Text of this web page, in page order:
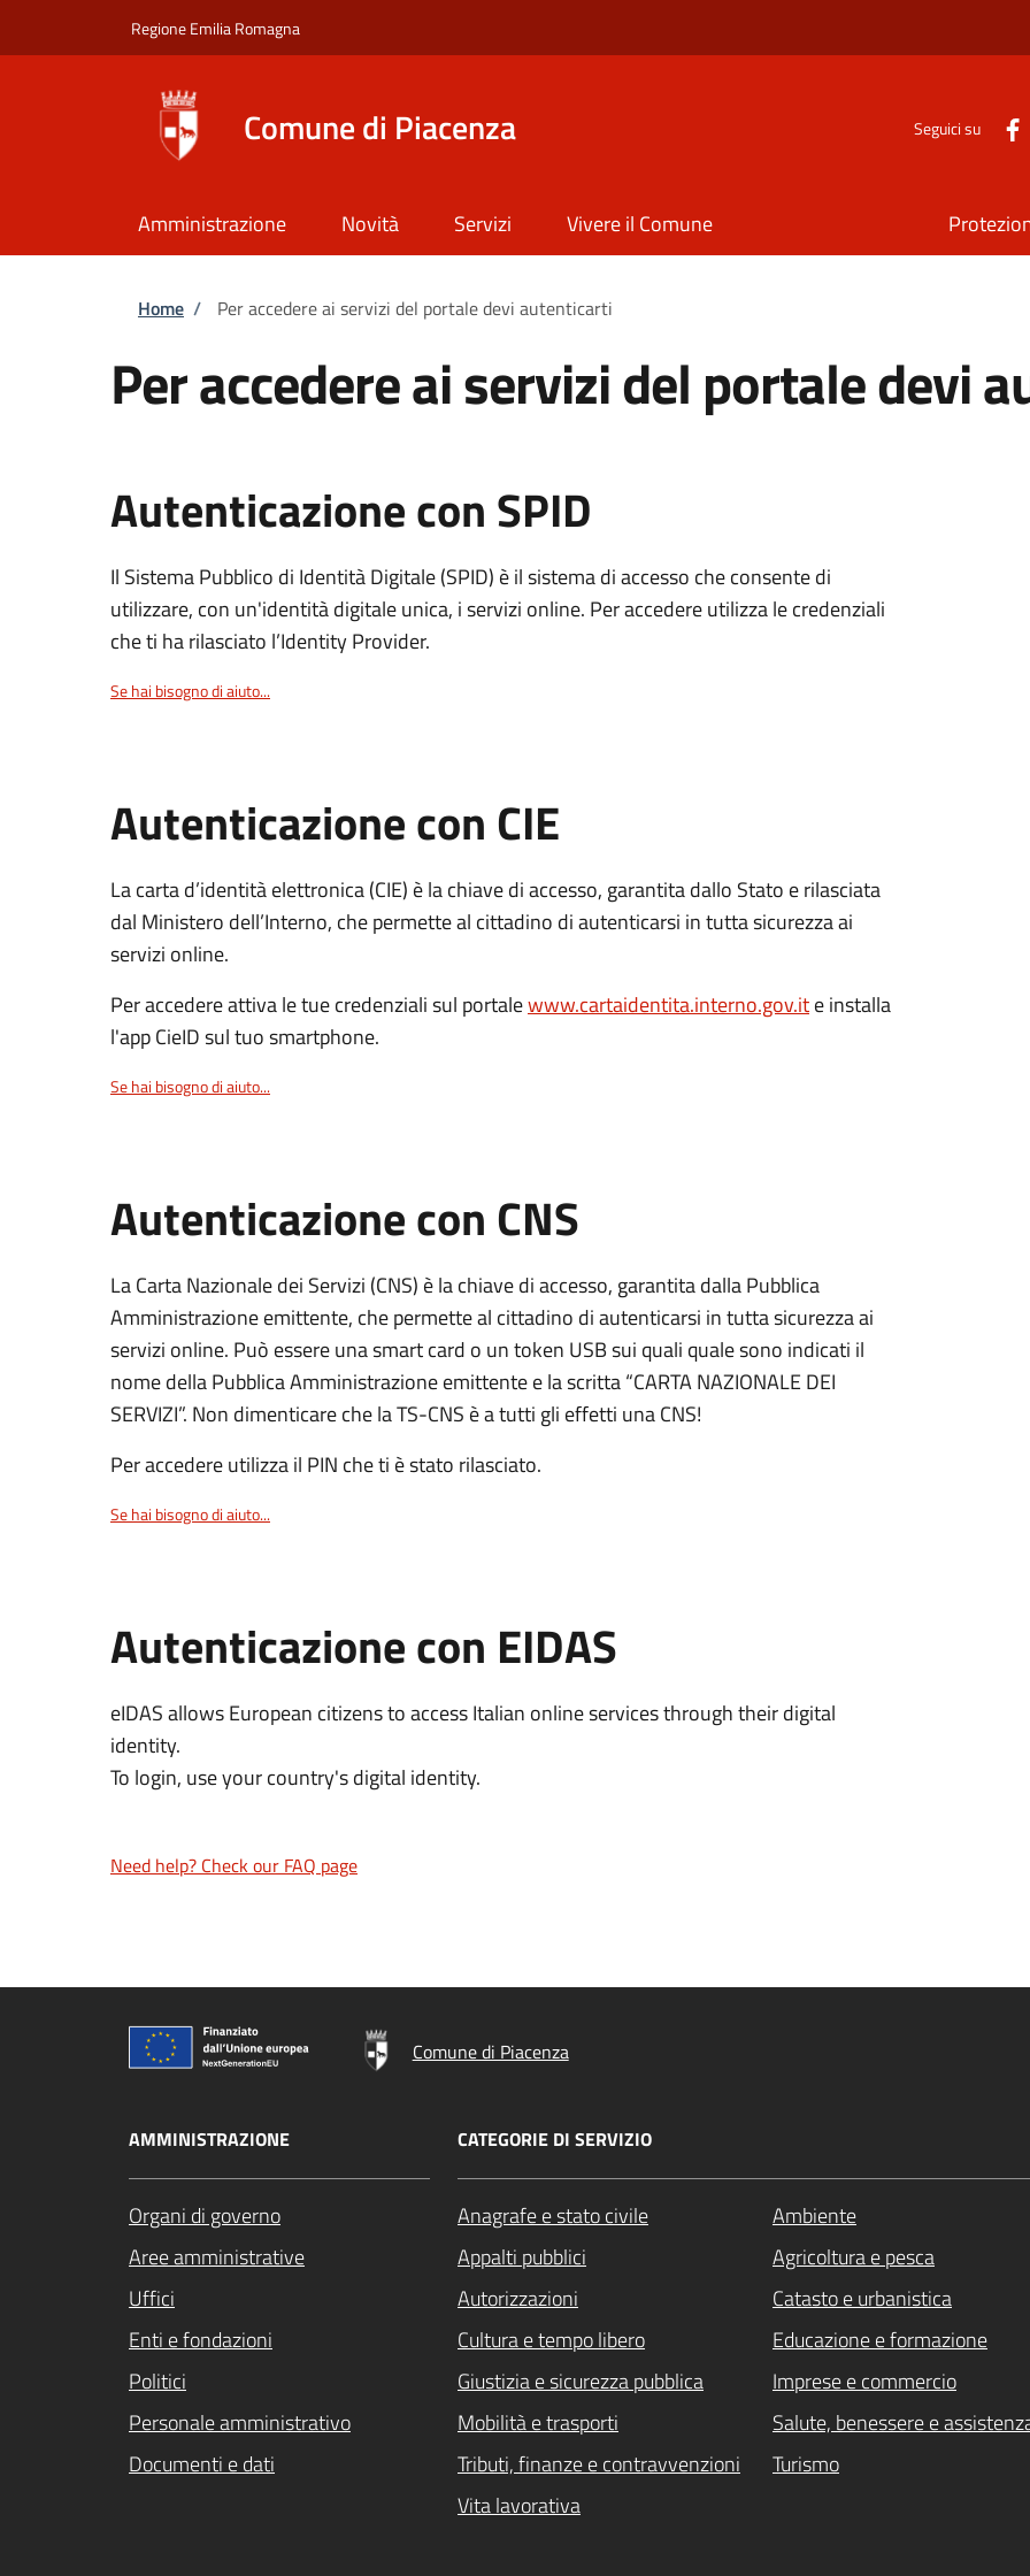
Regione Emilia Romagna
Comune di Piacenza Seguici su
Amministrazione Novità Servizi Vivere il Comune
Briciole di pane
Home / Per accedere ai servizi del portale devi autenticarti
Per accedere ai servizi del portale devi
Autenticazione con SPID
Il Sistema Pubblico di Identità Digitale (SPID) è il sistema di accesso che consente di
utilizzare, con un'identità digitale unica, i servizi online. Per accedere utilizza le credenziali
che ti ha rilasciato l’Identity Provider.
Se hai bisogno di aiuto...
Autenticazione con CIE
La carta d’identità elettronica (CIE) è la chiave di accesso, garantita dallo Stato e rilasciata
dal Ministero dell’Interno, che permette al cittadino di autenticarsi in tutta sicurezza ai
servizi online.
Per accedere attiva le tue credenziali sul portalewww.cartaidentita.interno.gov.ite installa
l'app CieID sul tuo smartphone.
Se hai bisogno di aiuto...
Autenticazione con CNS
La Carta Nazionale dei Servizi (CNS) è la chiave di accesso, garantita dalla Pubblica
Amministrazione emittente, che permette al cittadino di autenticarsi in tutta sicurezza ai
servizi online. Può essere una smart card o un token USB sui quali quale sono indicati il
nome della Pubblica Amministrazione emittente e la scritta “CARTA NAZIONALE DEI
SERVIZI”. Non dimenticare che la TS-CNS è a tutti gli effetti una CNS!
Per accedere utilizza il PIN che ti è stato rilasciato.
Se hai bisogno di aiuto...
Autenticazione con EIDAS
eIDAS allows European citizens to access Italian online services through their digital
identity.
To login, use your country's digital identity.
Need help? Check our FAQ page
Comune di Piacenza
AMMINISTRAZIONE
Organi di governo
Aree amministrative
Uffici
Enti e fondazioni
Politici
Personale amministrativo
Documenti e dati
CATEGORIE DI SERVIZIO
Anagrafe e stato civile
Ambiente
Appalti pubblici
Agricoltura e pesca
Autorizzazioni
Catasto e urbanistica
Cultura e tempo libero
Educazione e formazione
Giustizia e sicurezza pubblica
Imprese e commercio
Mobilità e trasporti
Salute, benessere e
Tributi, finanze e contravvenzioni
Turismo
Vita lavorativa